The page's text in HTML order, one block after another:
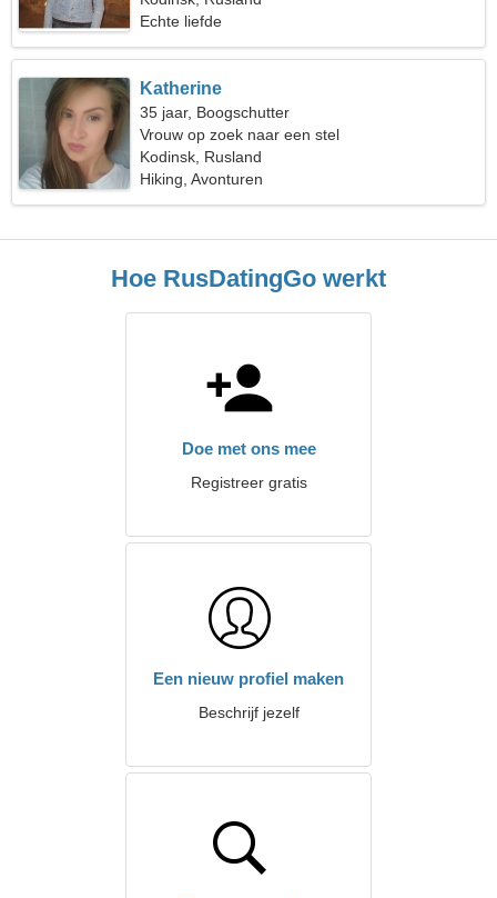
Echte liefde
Katherine
35 jaar, Boogschutter
Vrouw op zoek naar een stel
Kodinsk, Rusland
Hiking, Avonturen
Hoe RusDatingGo werkt
Doe met ons mee
Registreer gratis
Een nieuw profiel maken
Beschrijf jezelf